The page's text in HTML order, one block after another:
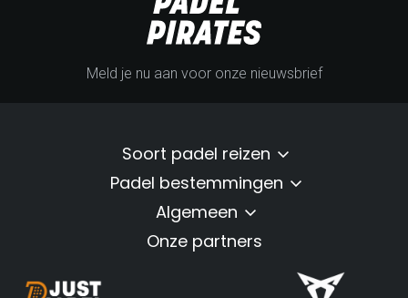
Meld je nu aan voor onze nieuwsbrief
Soort padel reizen
Padel bestemmingen
Algemeen
Onze partners